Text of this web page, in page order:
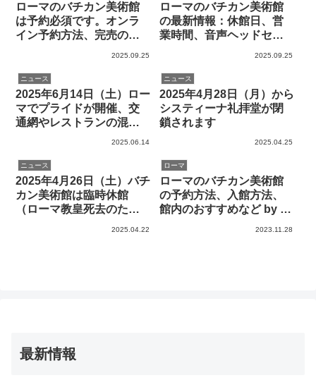
ローマのバチカン美術館
は予約必須です。オンラ
イン予約方法、完売のと
2025.09.25
ローマのバチカン美術館
の最新情報：休館日、営
業時間、音声ヘッドセッ
2025.09.25
ニュース
2025年6月14日（土）ロー
マでプライドが開催、交
通網やレストランの混雑
2025.06.14
ニュース
2025年4月28日（月）から
システィーナ礼拝堂が閉
鎖されます
2025.04.25
ニュース
2025年4月26日（土）バチ
カン美術館は臨時休館
（ローマ教皇死去のた
2025.04.22
ローマ
ローマのバチカン美術館
の予約方法、入館方法、
館内のおすすめなど by 現
2023.11.28
最新情報